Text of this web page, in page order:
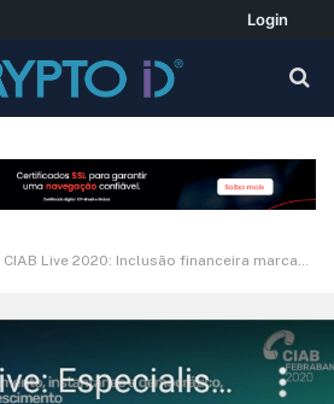
Login
CIAB Live 2020: Inclusão financeira marcará retomada da economia